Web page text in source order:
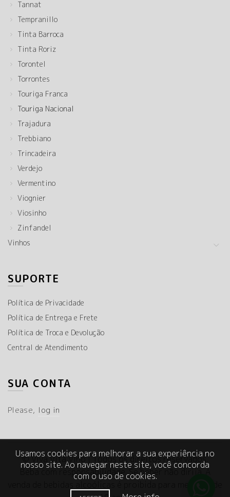
Tannat
Tempranillo
Tinta Barroca
Tinta Roriz
Torontel
Torrontes
Touriga Franca
Touriga Nacional
Trajadura
Trebbiano
Trincadeira
Verdejo
Vermentino
Viognier
Viosinho
Zinfandel
Vinhos
SUPORTE
Política de Privacidade
Política de Entrega e Frete
Política de Troca e Devolução
Central de Atendimento
SUA CONTA
Please, log in
© Viva Vita Vino | Todos os direitos reservados.
Beba com responsabilidade. Se beber não dirija. A
Usamos cookies para melhorar a sua experiência no
nosso site. Ao navegar neste site, você concorda
com o uso de cookies.